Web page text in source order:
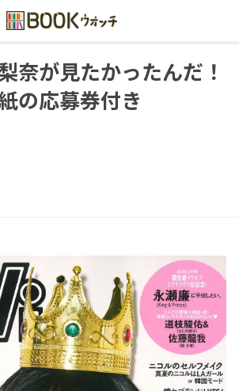
奈が見たかったんだ！
の応募券付き